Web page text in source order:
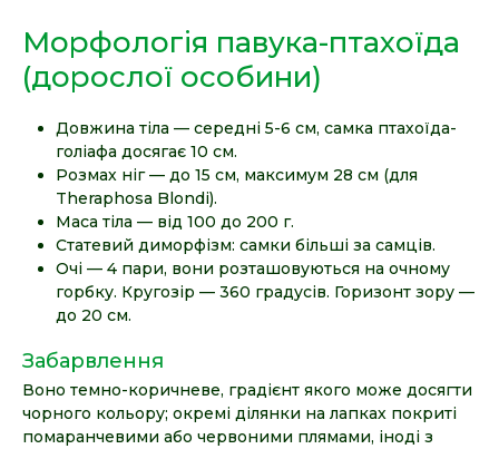
Морфологія павука-птахоїда
(дорослої особини)
Довжина тіла — середні 5-6 см, самка птахоїда-
голіафа досягає 10 см.
Розмах ніг — до 15 см, максимум 28 см (для
Theraphosa Blondi).
Маса тіла — від 100 до 200 г.
Статевий диморфізм: самки більші за самців.
Очі — 4 пари, вони розташовуються на очному
горбку. Кругозір — 360 градусів. Горизонт зору —
до 20 см.
Забарвлення
Воно темно-коричневе, градієнт якого може досягти
чорного кольору; окремі ділянки на лапках покриті
помаранчевими або червоними плямами, іноді з